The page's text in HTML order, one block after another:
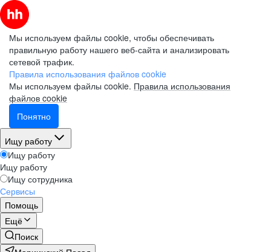
Мы используем файлы cookie, чтобы обеспечивать
правильную работу нашего веб-сайта и анализировать
сетевой трафик.
Правила использования файлов cookie
Мы используем файлы cookie. Правила использования
файлов cookie
Понятно
Ищу работу
Ищу работу
Ищу работу
Ищу сотрудника
Сервисы
Помощь
Ещё
Поиск